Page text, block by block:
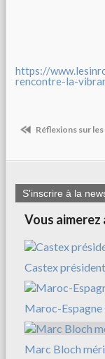
https://
rencontre-la-
Réflexions sur
S'inscrire à la
Vous aimerez
Castex
Maroc-Espagne
Marc Bloch